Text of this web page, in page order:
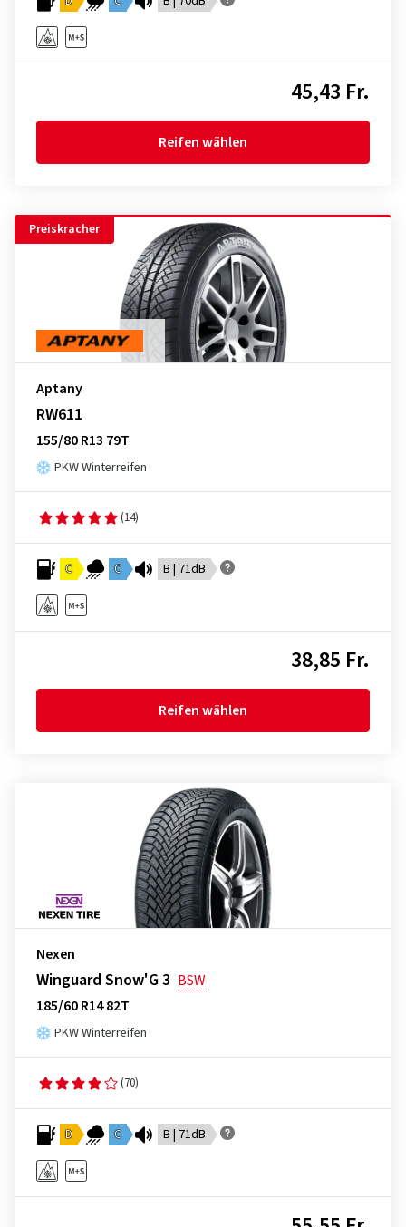
45,43 Fr.
Reifen wählen
Preiskracher
Aptany
RW611
155/80 R13 79T
PKW Winterreifen
(14)
C C B | 71dB
38,85 Fr.
Reifen wählen
Nexen
Winguard Snow'G 3 BSW
185/60 R14 82T
PKW Winterreifen
(70)
D C B | 71dB